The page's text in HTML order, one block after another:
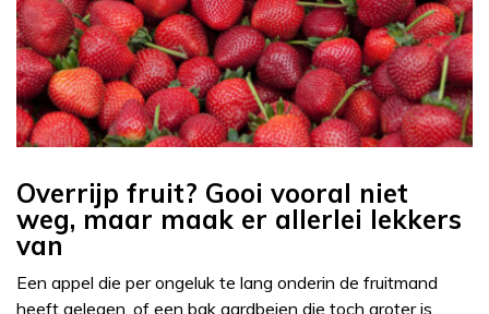
Overrijp fruit? Gooi vooral niet
weg, maar maak er allerlei lekkers
van
Een appel die per ongeluk te lang onderin de fruitmand
heeft gelegen, of een bak aardbeien die toch groter is…